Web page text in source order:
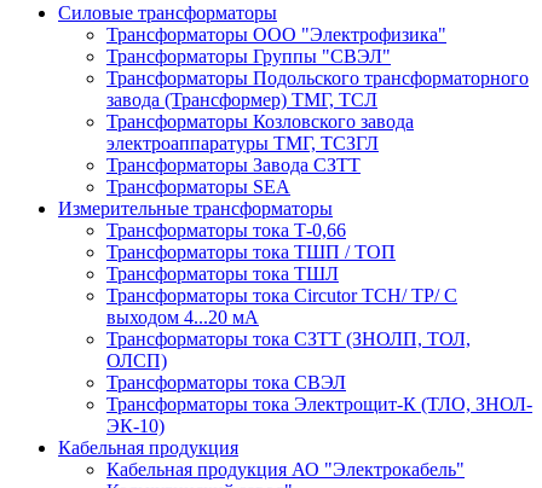
Силовые трансформаторы
Трансформаторы ООО "Электрофизика"
Трансформаторы Группы "СВЭЛ"
Трансформаторы Подольского трансформаторного
завода (Трансформер) ТМГ, ТСЛ
Трансформаторы Козловского завода
электроаппаратуры ТМГ, ТСЗГЛ
Трансформаторы Завода СЗТТ
Трансформаторы SEA
Измерительные трансформаторы
Трансформаторы тока Т-0,66
Трансформаторы тока ТШП / ТОП
Трансформаторы тока ТШЛ
Трансформаторы тока Circutor TCH/ TP/ С
выходом 4...20 мА
Трансформаторы тока СЗТТ (ЗНОЛП, ТОЛ,
ОЛСП)
Трансформаторы тока СВЭЛ
Трансформаторы тока Электрощит-К (ТЛО, ЗНОЛ-
ЭК-10)
Кабельная продукция
Кабельная продукция АО "Электрокабель"